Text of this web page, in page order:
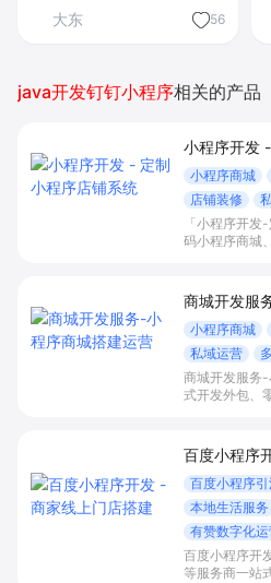
大东 56
java开发钉钉小程序相关的产品
小程序开发
小程序商城
店铺装修
「小程序开
码小程序商城
私域运营场景
增长。
商城开发服
小程序商城
私域运营
商城开发服务
式开发外包、
实现低成本获
百度小程序
百度小程序
本地生活服务
有赞数字化
百度小程序开
等服务商一站